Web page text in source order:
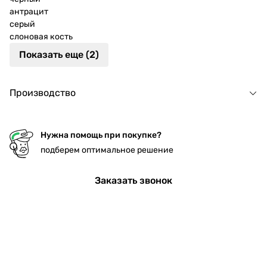
антрацит
серый
слоновая кость
Показать еще (2)
Производство
Нужна помощь при покупке?
подберем оптимальное решение
Заказать звонок